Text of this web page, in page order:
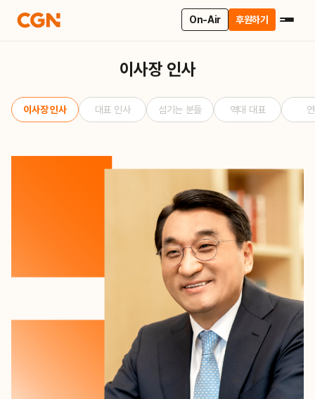
On-Air 후원하기
이사장 인사
이사장 인사 대표 인사 섬기는 분들 역대 대표